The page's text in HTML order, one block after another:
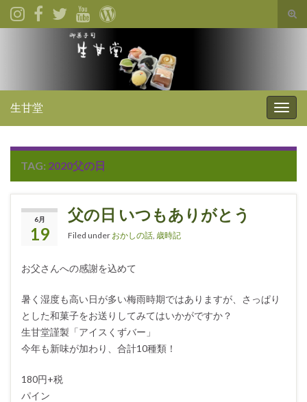
生甘堂
TAG: 2020父の日
6月
19
父の日 いつもありがとう
Filed under おかしの話 歳時記
お父さんへの感謝を込めて
暑く湿度も高い日が多い梅雨時期ではありますが、さっぱり
とした和菓子をお送りしてみてはいかがですか？
生甘堂謹製「アイスくずバー」
今年も新味が加わり、合計10種類！
180円+税
パイン